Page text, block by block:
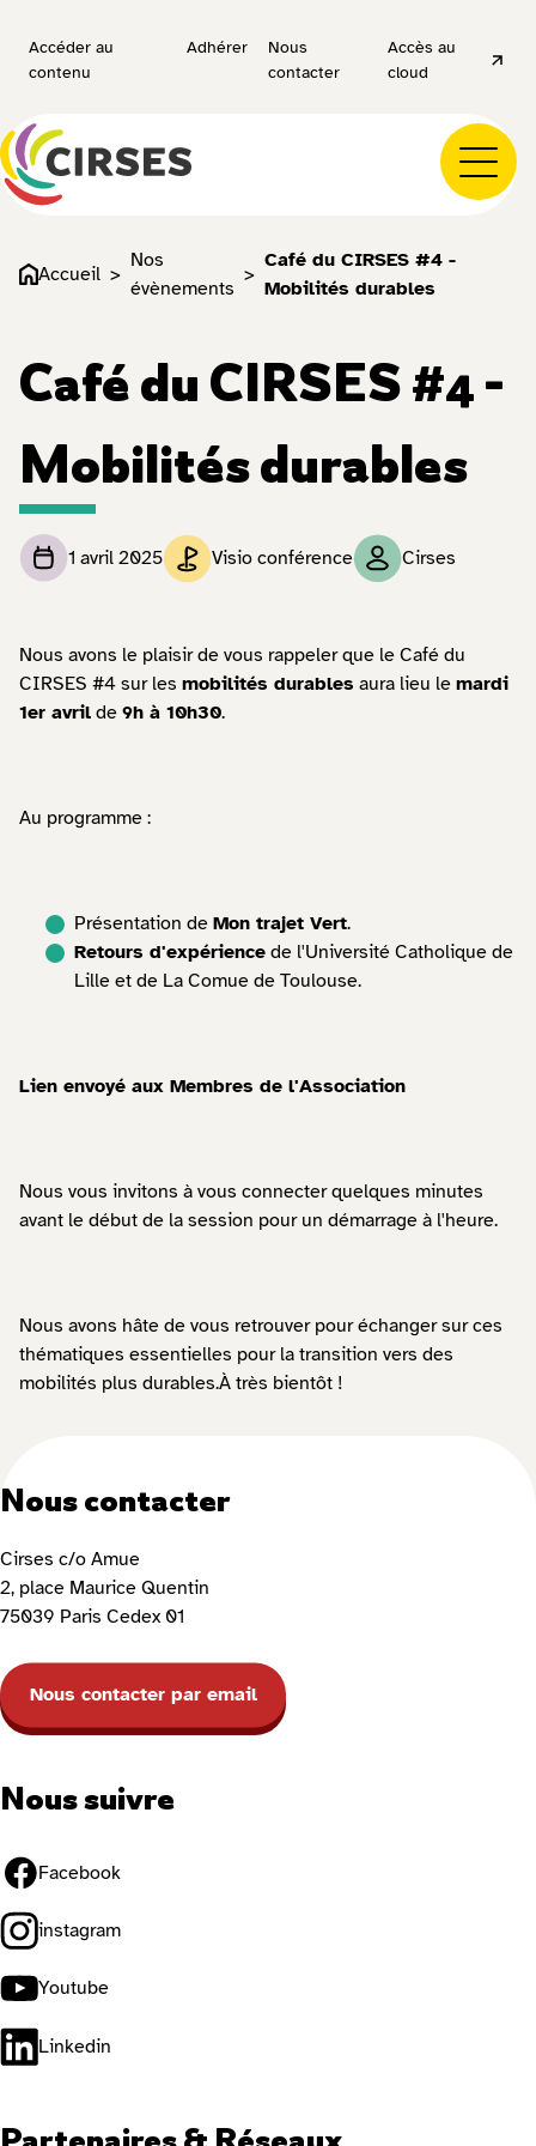
Accéder au
contenu
Adhérer
Nous
contacter
Accès au
cloud
Accueil
Nos
évènements
Café du CIRSES #4 -
Mobilités durables
Café du CIRSES #4 -
Mobilités durables
1 avril 2025 Visio conférence Cirses
Nous avons le plaisir de vous rappeler que le Café du
CIRSES #4 sur les mobilités durables aura lieu le mardi
1er avril de 9h à 10h30.
Au programme :
Présentation deMon trajet Vert.
Retours d'expérience de l'Université Catholique de
Lille et de La Comue de Toulouse.
Lien envoyé aux Membres de l'Association
Nous vous invitons à vous connecter quelques minutes
avant le début de la session pour un démarrage à l'heure.
Nous avons hâte de vous retrouver pour échanger sur ces
thématiques essentielles pour la transition vers des
mobilités plus durables.À très bientôt !
Nous contacter
Cirses c/o Amue
2, place Maurice Quentin
75039 Paris Cedex 01
Nous contacter par email
Nous suivre
Facebook
instagram
Youtube
Linkedin